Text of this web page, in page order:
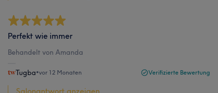
Perfekt wie immer
Behandelt von Amanda
Tugba•vor 12 Monaten Verifizierte Bewertung
Salonantwort anzeigen